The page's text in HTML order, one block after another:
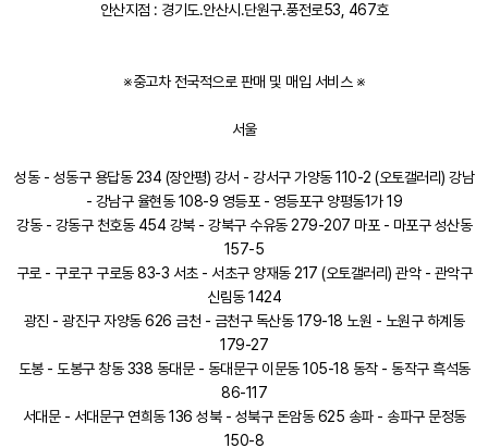
안산지점 : 경기도.안산시.단원구.풍전로53, 467호
※중고차 전국적으로 판매 및 매입 서비스 ※
서울
성동 - 성동구 용답동 234 (장안평) 강서 - 강서구 가양동 110-2 (오토갤러리) 강남
- 강남구 율현동 108-9 영등포 - 영등포구 양평동1가 19
강동 - 강동구 천호동 454 강북 - 강북구 수유동 279-207 마포 - 마포구 성산동
157-5
구로 - 구로구 구로동 83-3 서초 - 서초구 양재동 217 (오토갤러리) 관악 - 관악구
신림동 1424
광진 - 광진구 자양동 626 금천 - 금천구 독산동 179-18 노원 - 노원구 하계동
179-27
도봉 - 도봉구 창동 338 동대문 - 동대문구 이문동 105-18 동작 - 동작구 흑석동
86-117
서대문 - 서대문구 연희동 136 성북 - 성북구 돈암동 625 송파 - 송파구 문정동
150-8